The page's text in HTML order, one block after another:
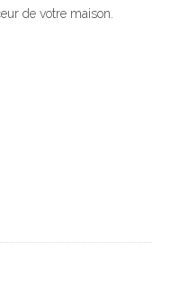
de votre maison.